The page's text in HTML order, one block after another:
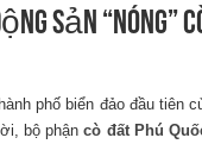
sản “nóng”
phố biển đảo đầu tiên
bộ phậncò đất Phú